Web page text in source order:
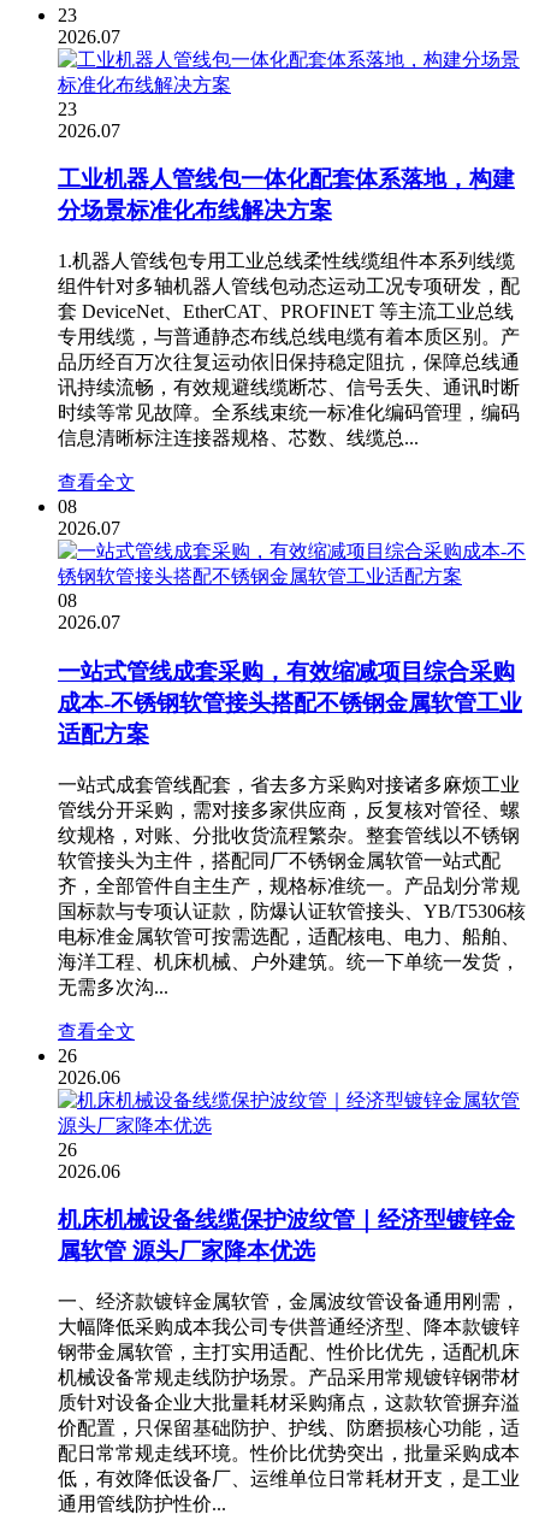
23
2026.07
23
2026.07
工业机器人管线包一体化配套体系落地，构建
分场景标准化布线解决方案
1.机器人管线包专用工业总线柔性线缆组件本系列线缆
组件针对多轴机器人管线包动态运动工况专项研发，配
套 DeviceNet、EtherCAT、PROFINET 等主流工业总线
专用线缆，与普通静态布线总线电缆有着本质区别。产
品历经百万次往复运动依旧保持稳定阻抗，保障总线通
讯持续流畅，有效规避线缆断芯、信号丢失、通讯时断
时续等常见故障。全系线束统一标准化编码管理，编码
信息清晰标注连接器规格、芯数、线缆总...
查看全文
08
2026.07
08
2026.07
一站式管线成套采购，有效缩减项目综合采购
成本-不锈钢软管接头搭配不锈钢金属软管工业
适配方案
一站式成套管线配套，省去多方采购对接诸多麻烦工业
管线分开采购，需对接多家供应商，反复核对管径、螺
纹规格，对账、分批收货流程繁杂。整套管线以不锈钢
软管接头为主件，搭配同厂不锈钢金属软管一站式配
齐，全部管件自主生产，规格标准统一。产品划分常规
国标款与专项认证款，防爆认证软管接头、YB/T5306核
电标准金属软管可按需选配，适配核电、电力、船舶、
海洋工程、机床机械、户外建筑。统一下单统一发货，
无需多次沟...
查看全文
26
2026.06
26
2026.06
机床机械设备线缆保护波纹管｜经济型镀锌金
属软管 源头厂家降本优选
一、经济款镀锌金属软管，金属波纹管设备通用刚需，
大幅降低采购成本我公司专供普通经济型、降本款镀锌
钢带金属软管，主打实用适配、性价比优先，适配机床
机械设备常规走线防护场景。产品采用常规镀锌钢带材
质针对设备企业大批量耗材采购痛点，这款软管摒弃溢
价配置，只保留基础防护、护线、防磨损核心功能，适
配日常常规走线环境。性价比优势突出，批量采购成本
低，有效降低设备厂、运维单位日常耗材开支，是工业
通用管线防护性价...